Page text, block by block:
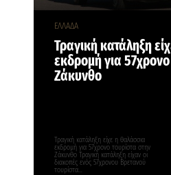
ΕΛΛΑΔΑ
Τραγική κατάληξη
εκδρομή για
Ζάκυνθο
Τραγική κατάληξη είχε η θαλάσσια
εκδρομή για 57χρονο τουρίστα στην
Ζάκυνθο Τραγική κατάληξη είχαν οι
διακοπές ενός 57χρονου Βρετανού
τουρίστα…